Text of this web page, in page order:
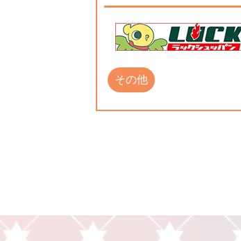
その他